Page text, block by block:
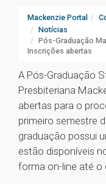
Mackenzie Portal
Notícias
Pós-Graduação
Inscrições abertas
A Pós-Graduação
Presbiteriana
abertas para o
primeiro semestre
graduação possui
estão disponíveis
forma on-line até o